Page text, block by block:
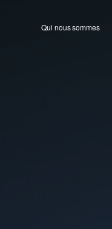
Qui nous sommes